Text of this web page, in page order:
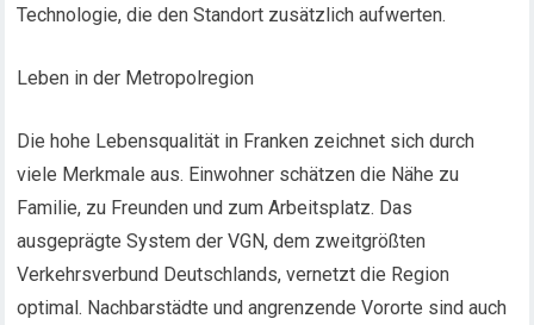
Technologie, die den Standort zusätzlich aufwerten.
Leben in der Metropolregion
Die hohe Lebensqualität in Franken zeichnet sich durch
viele Merkmale aus. Einwohner schätzen die Nähe zu
Familie, zu Freunden und zum Arbeitsplatz. Das
ausgeprägte System der VGN, dem zweitgrößten
Verkehrsverbund Deutschlands, vernetzt die Region
optimal. Nachbarstädte und angrenzende Vororte sind auch